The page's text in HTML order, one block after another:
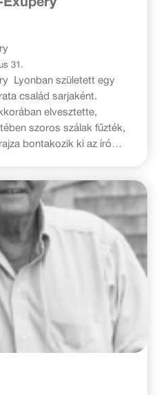
31.
Lyonban született egy
család sarjaként.
elvesztette,
szoros szálak fűzték,
bontakozik ki az író